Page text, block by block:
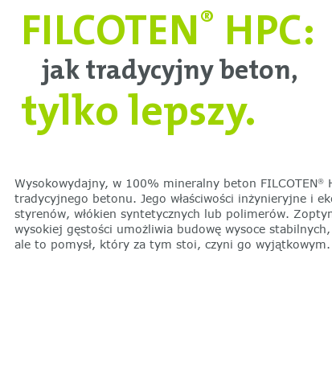
FILCOTEN® HPC:
jak tradycyjny beton,
tylko lepszy.
Wysokowydajny, w 100% mineralny beton FILCOTEN®
tradycyjnego betonu. Jego właściwości inżynieryjne i
styrenów, włókien syntetycznych lub polimerów.
wysokiej gęstości umożliwia budowę wysoce
ale to pomysł, który za tym stoi, czyni go wyjątkowym.